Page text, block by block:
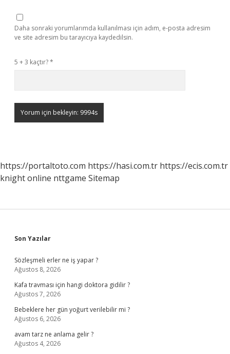
Daha sonraki yorumlarımda kullanılması için adım, e-posta adresim
ve site adresim bu tarayıcıya kaydedilsin.
5 + 3 kaçtır?*
https://portaltoto.com https://hasi.com.tr https://ecis.com.tr
knight online nttgame Sitemap
Sidebar
Son Yazılar
Sözleşmeli erler ne iş yapar ?
Ağustos 8, 2026
Kafa travması için hangi doktora gidilir ?
Ağustos 7, 2026
Bebeklere her gün yoğurt verilebilir mi ?
Ağustos 6, 2026
avam tarz ne anlama gelir ?
Ağustos 4, 2026